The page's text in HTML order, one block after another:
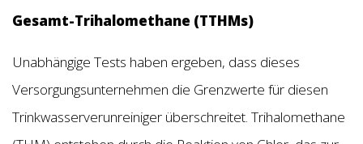
Gesamt-Trihalomethane (TTHMs)
Unabhängige Tests haben ergeben, dass dieses
Versorgungsunternehmen die Grenzwerte für diesen
Trinkwasserverunreiniger überschreitet. Trihalomethane